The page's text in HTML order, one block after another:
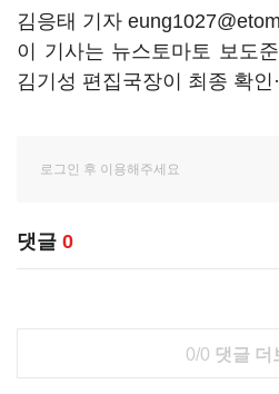
김응태 기자
이 기사는 뉴스토마토 보도
김기성 편집국장이 최종 확인
댓글 0
0/0 댓글 더